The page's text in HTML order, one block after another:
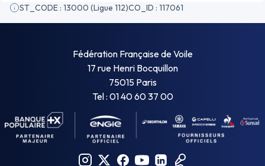
ST_CODE : 13000 (Ligue 112)CO_ID : 117061
Fédération Française de Voile
17 rue Henri Bocquillon
75015 Paris
Tel : 01 40 60 37 00